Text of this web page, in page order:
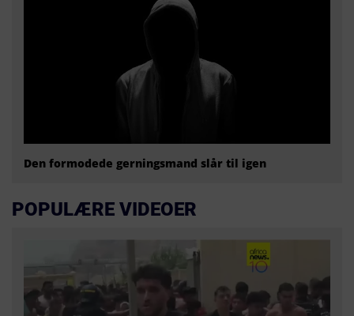
Den formodede gerningsmand slår til igen
POPULÆRE VIDEOER